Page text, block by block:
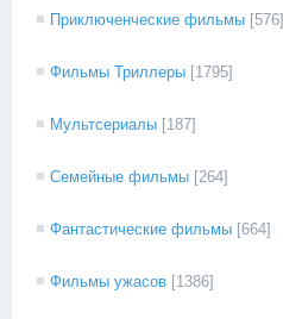
Приключенческие фильмы [576]
Фильмы Триллеры [1795]
Мультсериалы [187]
Семейные фильмы [264]
Фантастические фильмы [664]
Фильмы ужасов [1386]